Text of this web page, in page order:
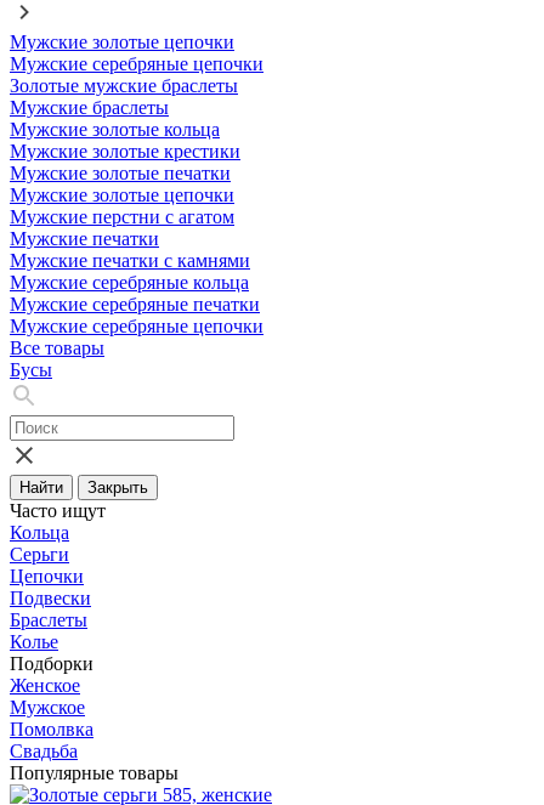
Мужские золотые цепочки
Мужские серебряные цепочки
Золотые мужские браслеты
Мужские браслеты
Мужские золотые кольца
Мужские золотые крестики
Мужские золотые печатки
Мужские золотые цепочки
Мужские перстни с агатом
Мужские печатки
Мужские печатки с камнями
Мужские серебряные кольца
Мужские серебряные печатки
Мужские серебряные цепочки
Все товары
Бусы
Найти Закрыть
Часто ищут
Кольца
Серьги
Цепочки
Подвески
Браслеты
Колье
Подборки
Женское
Мужское
Помолвка
Свадьба
Популярные товары